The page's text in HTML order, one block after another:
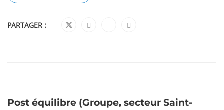
PARTAGER :
Post équilibre (Groupe, secteur Saint-